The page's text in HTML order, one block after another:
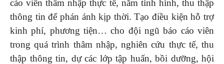
cáo viên thâm nhập thực tế, nắm tình hình, thu thập
thông tin để phán ánh kịp thời. Tạo điều kiện hỗ trợ
kinh phí, phương tiện… cho đội ngũ báo cáo viên
trong quá trình thâm nhập, nghiên cứu thực tế, thu
thập thông tin, dự các lớp tập huấn, bồi dưỡng, hội